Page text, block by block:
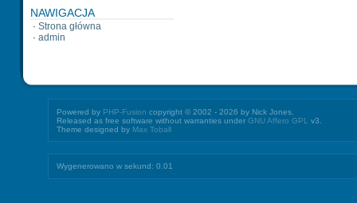
NAWIGACJA
· Strona główna
· admin
Powered by PHP-Fusion copyright © 2002 - 2026 by Nick Jones.
Released as free software without warranties underGNU Affero GPL
v3.
Theme designed by Max Toball
Wygenerowano w sekund: 0.01